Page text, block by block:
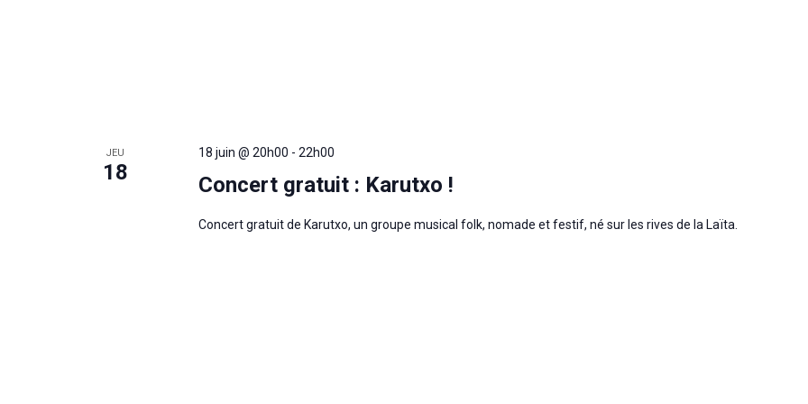
JEU
18 Concert gratuit : Karutxo !
18 juin @ 20h00 - 22h00
Concert gratuit de Karutxo, un groupe musical folk, nomade et festif, né sur les rives de la Laïta.